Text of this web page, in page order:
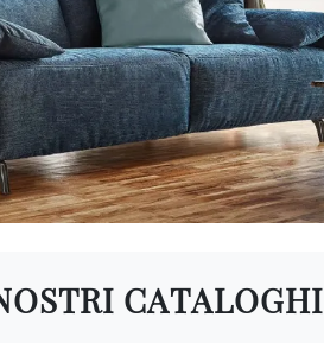
CATALOGHI